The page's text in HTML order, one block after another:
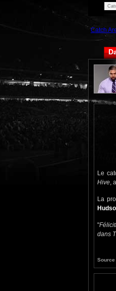
Catch
Le
Hive ,
La
"
dans
Source